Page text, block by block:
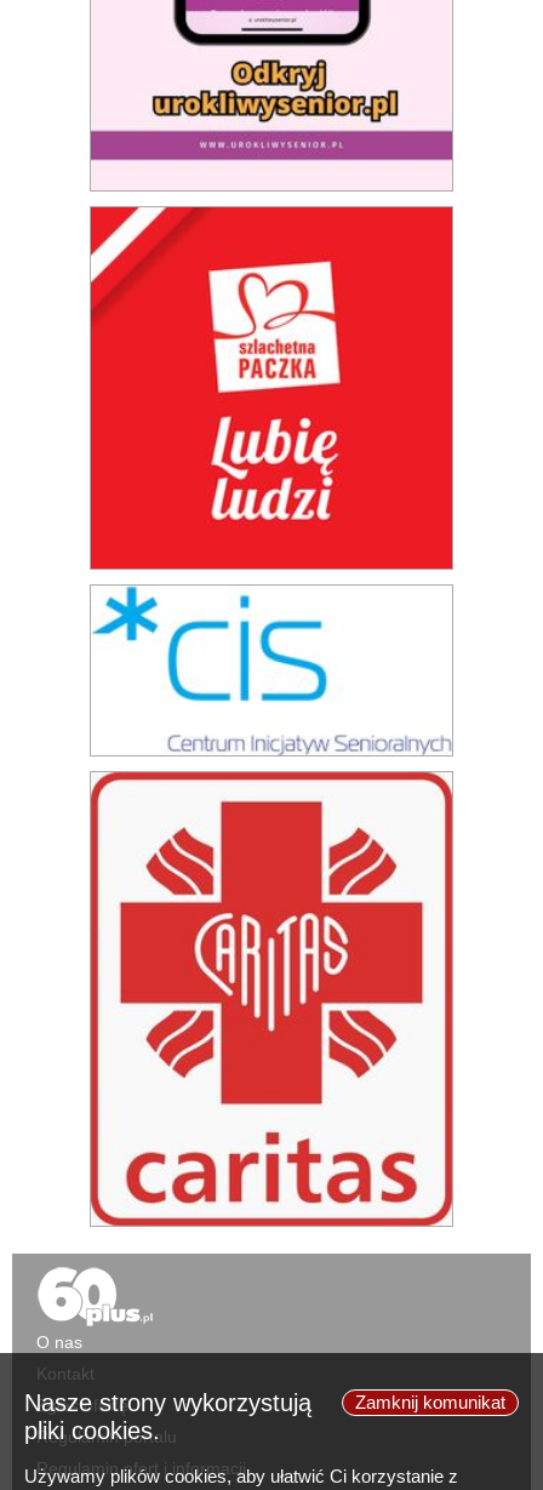
Zamknij komunikat
Nasze strony wykorzystują
pliki cookies.
Używamy plików cookies, aby ułatwić Ci korzystanie z
O nas
Kontakt
Zgłoś ofertę
Regulamin portalu
Regulamin ofert i informacji